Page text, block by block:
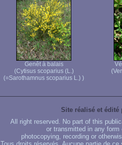
Genêt à balais
(Cytisus scoparius (L.)
(=Sarothamnus scoparius L.) )
Site réalisé et édité
All right reserved. No part of this
or transmitted in any
photocopying, recording or